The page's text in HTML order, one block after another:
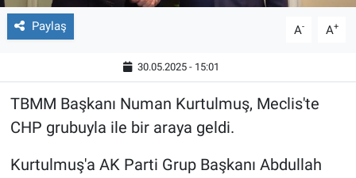
Paylaş A- A+
30.05.2025 - 15:01
TBMM Başkanı Numan Kurtulmuş, Meclis'te
CHP grubuyla ile bir araya geldi.
Kurtulmuş'a AK Parti Grup Başkanı Abdullah